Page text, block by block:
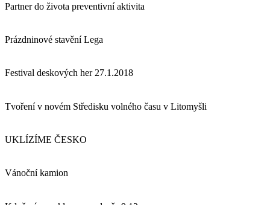
Partner do života preventivní aktivita
Prázdninové stavění Lega
Festival deskových her 27.1.2018
Tvoření v novém Středisku volného času v Litomyšli
UKLÍZÍME ČESKO
Vánoční kamion